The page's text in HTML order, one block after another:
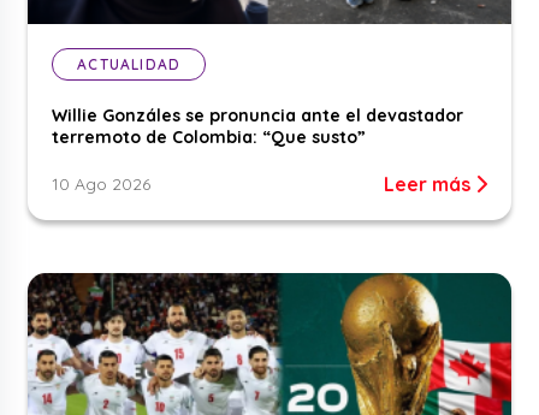
ACTUALIDAD
Willie Gonzáles se pronuncia ante el devastador
terremoto de Colombia: “Que susto”
10 Ago 2026 Leer más